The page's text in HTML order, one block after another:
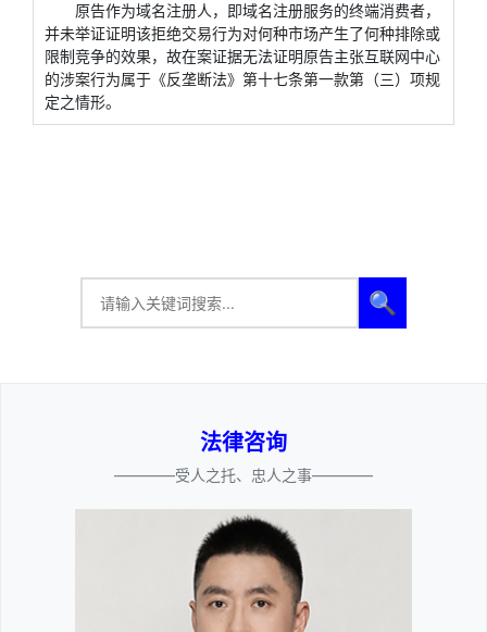
原告作为域名注册人，即域名注册服务的终端消费者，
并未举证证明该拒绝交易行为对何种市场产生了何种排除或
限制竞争的效果，故在案证据无法证明原告主张互联网中心
的涉案行为属于《反垄断法》第十七条第一款第（三）项规
定之情形。
🔍
法律咨询
————受人之托、忠人之事————